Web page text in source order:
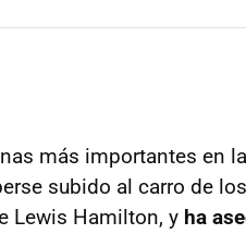
más importantes en
subido al carro de
Lewis Hamilton, y ha